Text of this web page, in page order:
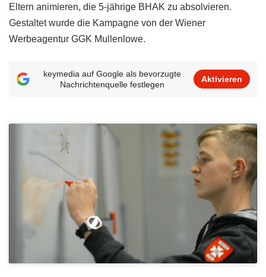
Eltern animieren, die 5-jährige BHAK zu absolvieren.
Gestaltet wurde die Kampagne von der Wiener
Werbeagentur GGK Mullenlowe.
keymedia auf Google als bevorzugte
Nachrichtenquelle festlegen
Aktivieren